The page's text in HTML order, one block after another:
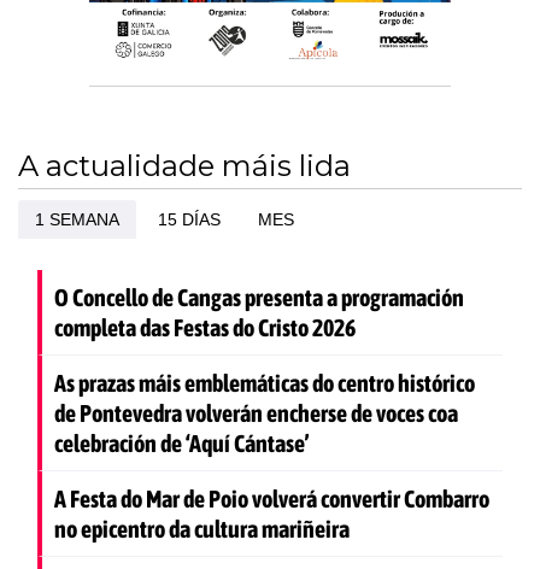
A actualidade máis lida
1 SEMANA 15 DÍAS MES
O Concello de Cangas presenta a programación
completa das Festas do Cristo 2026
As prazas máis emblemáticas do centro histórico
de Pontevedra volverán encherse de voces coa
celebración de ‘Aquí Cántase’
A Festa do Mar de Poio volverá convertir Combarro
no epicentro da cultura mariñeira